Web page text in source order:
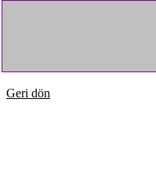
Geri dön